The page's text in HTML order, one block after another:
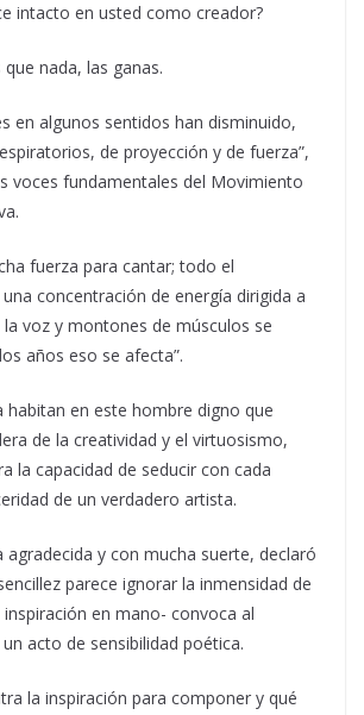
intacto en usted como creador?
nada, las ganas.
en algunos sentidos han disminuido,
de proyección y de fuerza”,
voces fundamentales del Movimiento
fuerza para cantar; todo el
concentración de energía dirigida a
voz y montones de músculos se
años eso se afecta”.
habitan en este hombre digno que
de la creatividad y el virtuosismo,
la capacidad de seducir con cada
de un verdadero artista.
agradecida y con mucha suerte, declaró
parece ignorar la inmensidad de
en mano- convoca al
acto de sensibilidad poética.
la inspiración para componer y qué